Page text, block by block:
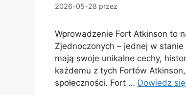
2026-05-28 przez
Wprowadzenie Fort Atkinson to
Zjednoczonych – jednej w
mają swoje unikalne cechy,
każdemu z tych Fortów
społeczności. Fort … Dowiedz